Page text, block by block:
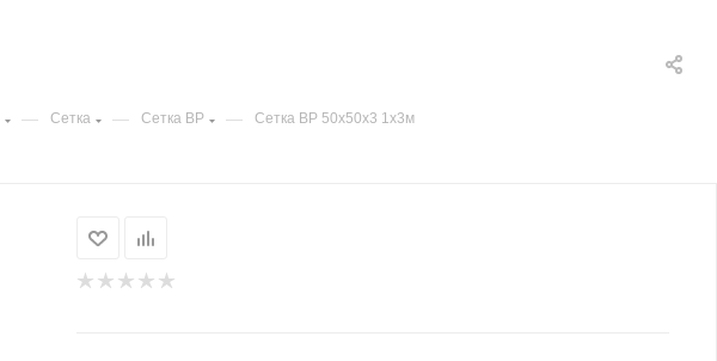
— Сетка — Сетка ВР — Сетка ВР 50х50х3 1х3м